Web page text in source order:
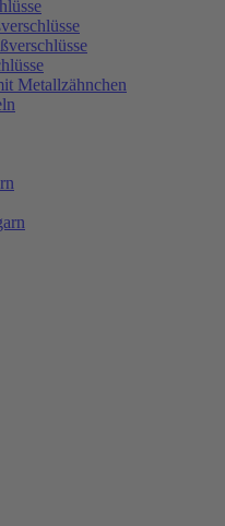
Metallzähnchen